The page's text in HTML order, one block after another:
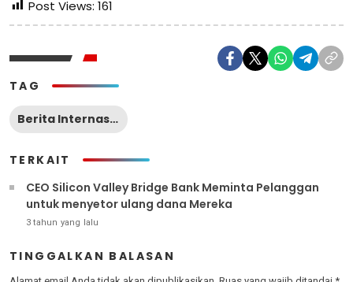
Post Views: 161
TAG
Berita Internasional
TERKAIT
CEO Silicon Valley Bridge Bank Meminta Pelanggan
untuk menyetor ulang dana Mereka
3 tahun yang lalu
TINGGALKAN BALASAN